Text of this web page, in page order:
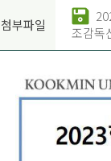
첨부파일
조감독